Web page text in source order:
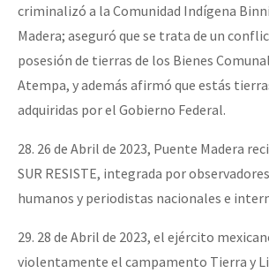
criminalizó a la Comunidad Indígena
Madera; aseguró que se trata de un
posesión de tierras de los Bienes
Atempa, y además afirmó que estás
adquiridas por el Gobierno Federal.
28. 26 de Abril de 2023, Puente Madera
SUR RESISTE, integrada por
humanos y periodistas nacionales e
29. 28 de Abril de 2023, el ejército
violentamente el campamento Tierra y